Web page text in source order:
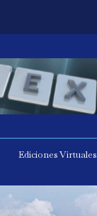
Ediciones Virtuales